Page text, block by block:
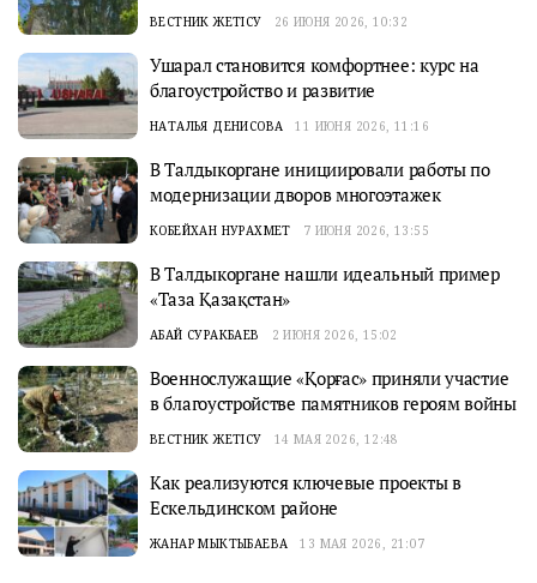
ВЕСТНИК ЖЕТІСУ 26 ИЮНЯ 2026, 10:32
Ушарал становится комфортнее: курс на
благоустройство и развитие
НАТАЛЬЯ ДЕНИСОВА 11 ИЮНЯ 2026, 11:16
В Талдыкоргане инициировали работы по
модернизации дворов многоэтажек
КОБЕЙХАН НУРАХМЕТ 7 ИЮНЯ 2026, 13:55
В Талдыкоргане нашли идеальный пример
«Таза Қазақстан»
АБАЙ СУРАКБАЕВ 2 ИЮНЯ 2026, 15:02
Военнослужащие «Қорғас» приняли участие
в благоустройстве памятников героям войны
ВЕСТНИК ЖЕТІСУ 14 МАЯ 2026, 12:48
Как реализуются ключевые проекты в
Ескельдинском районе
ЖАНАР МЫКТЫБАЕВА 13 МАЯ 2026, 21:07